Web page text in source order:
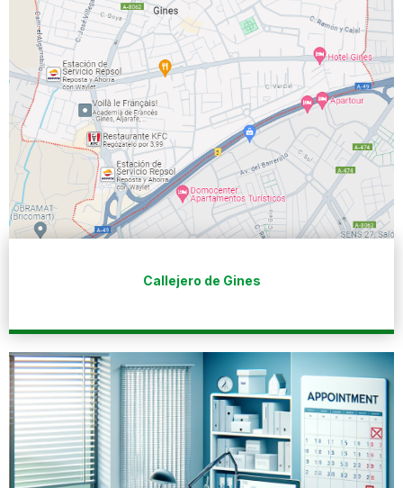
Callejero de Gines